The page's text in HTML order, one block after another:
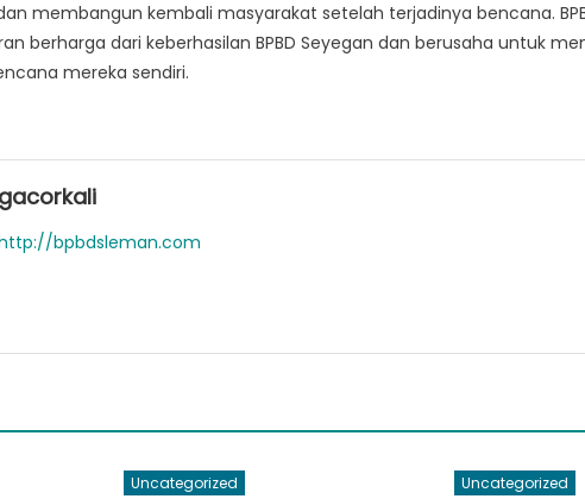
membangun kembali masyarakat setelah terjadinya bencana.
berharga dari keberhasilan BPBD Seyegan dan berusaha untuk
mereka sendiri.
gacorkali
bpbdsleman.com
Uncategorized Uncategorized